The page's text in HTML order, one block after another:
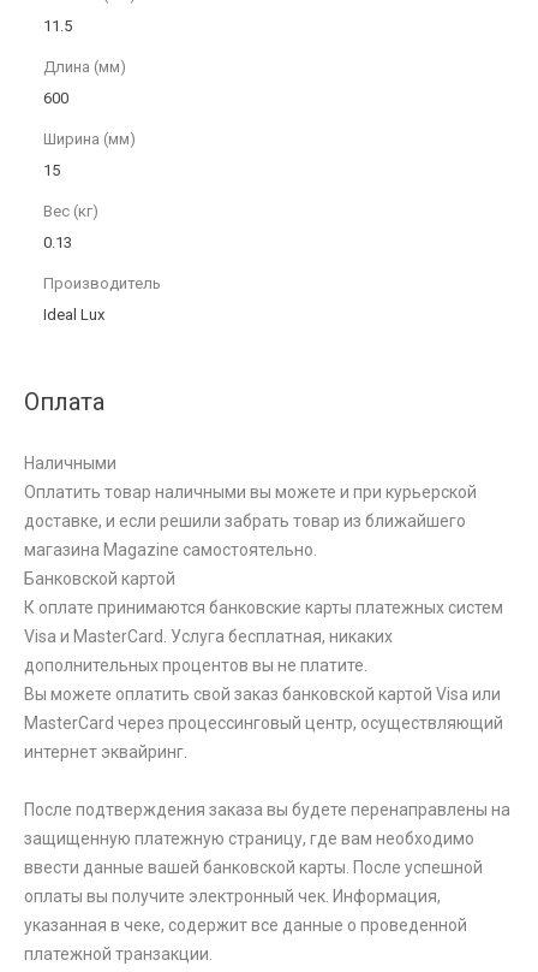
11.5
Длина (мм)
600
Ширина (мм)
15
Вес (кг)
0.13
Производитель
Ideal Lux
Оплата
Наличными
Оплатить товар наличными вы можете и при курьерской
доставке, и если решили забрать товар из ближайшего
магазина Magazine самоcтоятельно.
Банковской картой
К оплате принимаются банковские карты платежных систем
Visa и MasterCard. Услуга бесплатная, никаких
дополнительных процентов вы не платите.
Вы можете оплатить свой заказ банковской картой Visa или
MasterCard через процессинговый центр, осуществляющий
интернет эквайринг.
После подтверждения заказа вы будете перенаправлены на
защищенную платежную страницу, где вам необходимо
ввести данные вашей банковской карты. После успешной
оплаты вы получите электронный чек. Информация,
указанная в чеке, содержит все данные о проведенной
платежной транзакции.